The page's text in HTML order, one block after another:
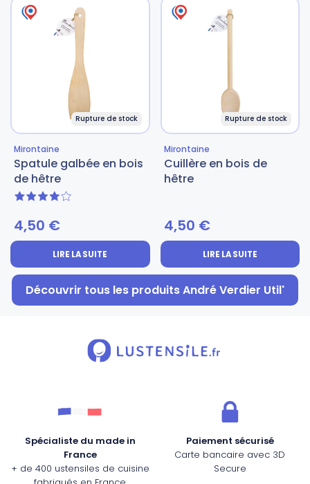
Rupture de stock
Mirontaine
Spatule galbée en bois
de hêtre
4 sur 5
4,50 €
LIRE LA SUITE
Rupture de stock
Mirontaine
Cuillère en bois de
hêtre
4,50 €
LIRE LA SUITE
Découvrir tous les produits André Verdier Util'
Spécialiste du made in
France
+ de 400 ustensiles de cuisine
Paiement sécurisé
Carte bancaire avec 3D
Secure